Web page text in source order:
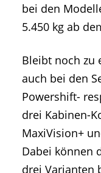
bei den
5.450 kg ab
Bleibt noch zu
auch bei den
Powershift-
drei Kabinen-
MaxiVision+
Dabei können
drei Varianten